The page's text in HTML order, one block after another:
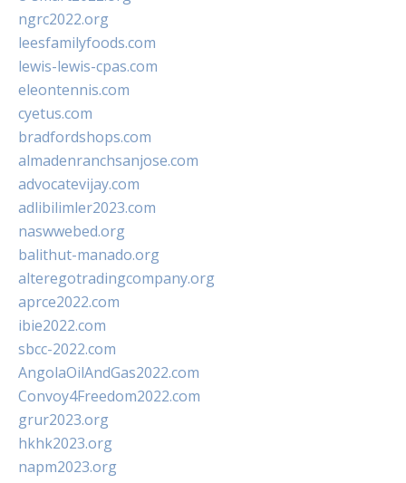
ngrc2022.org
leesfamilyfoods.com
lewis-lewis-cpas.com
eleontennis.com
cyetus.com
bradfordshops.com
almadenranchsanjose.com
advocatevijay.com
adlibilimler2023.com
naswwebed.org
balithut-manado.org
alteregotradingcompany.org
aprce2022.com
ibie2022.com
sbcc-2022.com
AngolaOilAndGas2022.com
Convoy4Freedom2022.com
grur2023.org
hkhk2023.org
napm2023.org